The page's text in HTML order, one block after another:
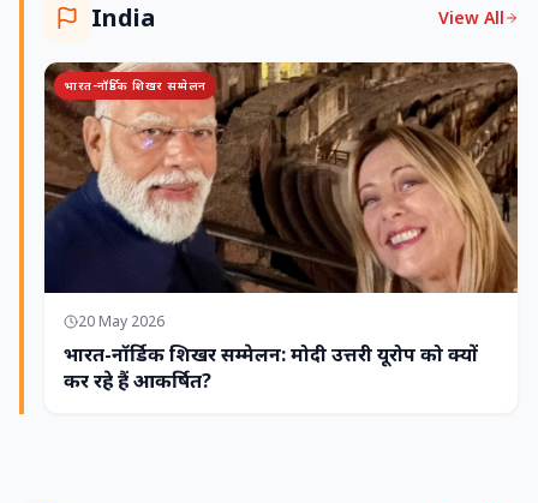
India View All
भारत-नॉर्डिक शिखर सम्मेलन
20 May 2026
भारत-नॉर्डिक शिखर सम्मेलन: मोदी उत्तरी यूरोप को क्यों
कर रहे हैं आकर्षित?